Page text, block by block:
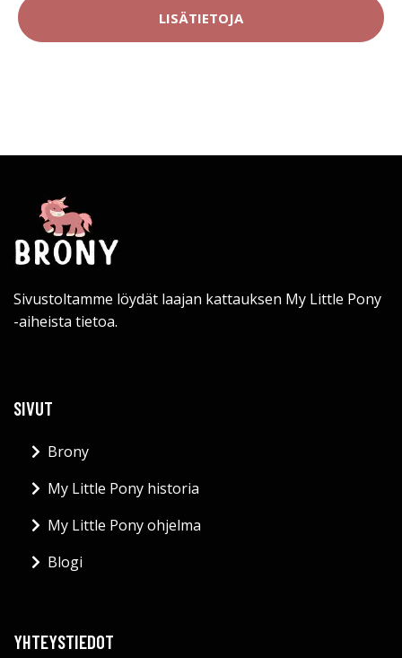
LISÄTIETOJA
Sivustoltamme löydät laajan kattauksen My Little Pony
-aiheista tietoa.
SIVUT
Brony
My Little Pony historia
My Little Pony ohjelma
Blogi
YHTEYSTIEDOT